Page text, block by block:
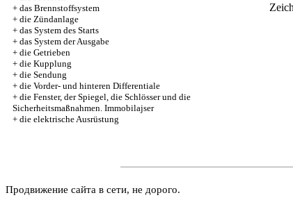
+ das Brennstoffsystem
+ die Zündanlage
+ das System des Starts
+ das System der Ausgabe
+ die Getrieben
+ die Kupplung
+ die Sendung
+ die Vorder- und hinteren Differentiale
+ die Fenster, der Spiegel, die Schlösser und die
Sicherheitsmaßnahmen. Immobilajser
+ die elektrische Ausrüstung
Продвижение сайта в сети, не дорого.